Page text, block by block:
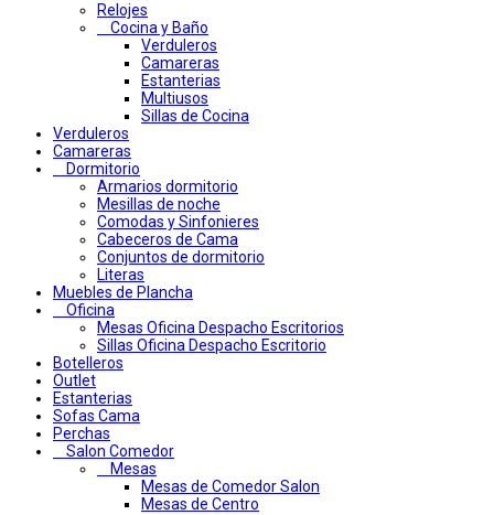
Relojes
Cocina y Baño
Verduleros
Camareras
Estanterias
Multiusos
Sillas de Cocina
Verduleros
Camareras
Dormitorio
Armarios dormitorio
Mesillas de noche
Comodas y Sinfonieres
Cabeceros de Cama
Conjuntos de dormitorio
Literas
Muebles de Plancha
Oficina
Mesas Oficina Despacho Escritorios
Sillas Oficina Despacho Escritorio
Botelleros
Outlet
Estanterias
Sofas Cama
Perchas
Salon Comedor
Mesas
Mesas de Comedor Salon
Mesas de Centro